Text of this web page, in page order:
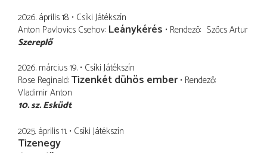
2026. április 18. Csíki Játékszín
Anton Pavlovics Csehov Leánykérés Rendező Szőcs Artur
Szereplő
2026. március 19. Csíki Játékszín
Rose Reginald Tizenkét dühös ember Rendező
Vladimir Anton
10. sz. Esküdt
2025. április 11. Csíki Játékszín
Tizenegy